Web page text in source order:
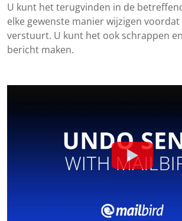
U kunt het terugvinden in de
elke gewenste manier wijzigen
verstuurt. U kunt het ook schrappen
bericht maken.